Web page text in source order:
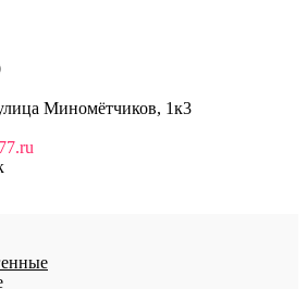
Миномётчиков, 1к3